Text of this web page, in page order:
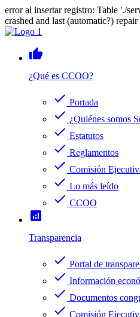
error al insertar registro: Table './
crashed and last (automatic?)
thumb_up
¿Qué es CCOO?
check Portada
check ¿Quiénes somos
check Estatutos
check Reglamentos
check Comisión
check Lo más leído
check CCOO
analytics
Transparencia
check Portal de
check Información
check Documentos
check Comisión